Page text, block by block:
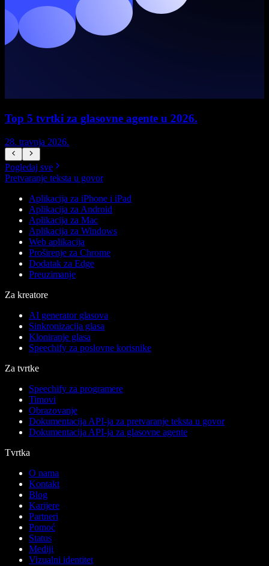
Top 5 tvrtki za glasovne agente u 2026.
28. travnja 2026.
Pogledaj sve
Pretvaranje teksta u govor
Aplikacija za iPhone i iPad
Aplikacija za Android
Aplikacija za Mac
Aplikacija za Windows
Web aplikacija
Proširenje za Chrome
Dodatak za Edge
Preuzimanje
Za kreatore
AI generator glasova
Sinkronizacija glasa
Kloniranje glasa
Speechify za poslovne korisnike
Za tvrtke
Speechify za programere
Timovi
Obrazovanje
Dokumentacija API-ja za pretvaranje teksta u govor
Dokumentacija API-ja za glasovne agente
Tvrtka
O nama
Kontakt
Blog
Karijere
Partneri
Pomoć
Status
Mediji
Vizualni identitet